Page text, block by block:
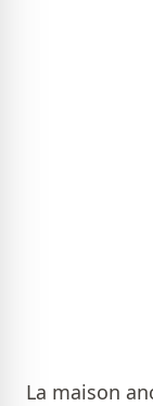
La maison